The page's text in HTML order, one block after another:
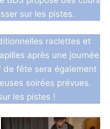
sur les pistes.
raclettes et
après une journée
de fête sera également
soirées prévues.
les pistes !